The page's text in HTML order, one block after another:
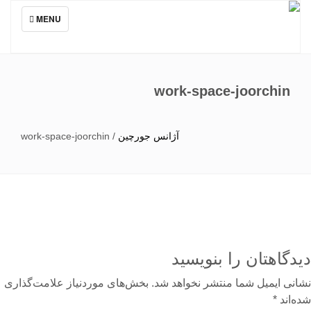
TOGGLE
NAVIGATION
MENU
work-space-joorchin
آژانس جورچین/
work-space-joorchin
را بنویسید
ایمیل شما منتشر نخواهد شد. بخش‌های موردنیاز علامت‌گذاری
*